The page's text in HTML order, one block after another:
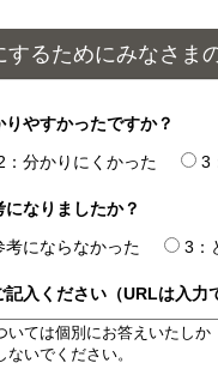
するためにみなさま
やすかったですか？
：分かりにくかった 3
なりましたか？
考にならなかった 3：
入ください（URLは入力